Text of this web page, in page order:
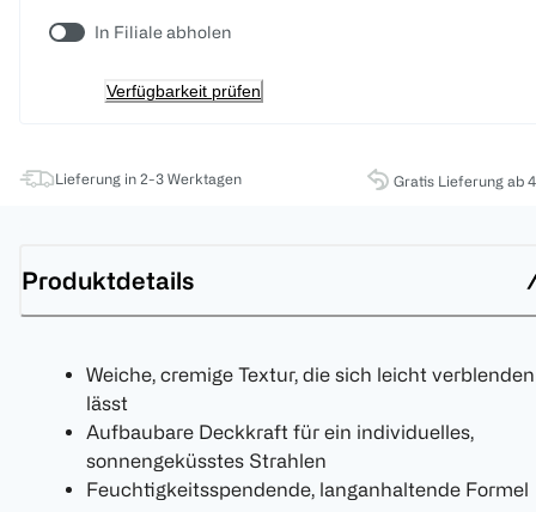
In Filiale abholen
Verfügbarkeit prüfen
Lieferung in 2-3 Werktagen Gratis Lieferung ab
Produktdetails
Weiche, cremige Textur, die sich leicht verblenden
lässt
Aufbaubare Deckkraft für ein individuelles,
sonnengeküsstes Strahlen
Feuchtigkeitsspendende, langanhaltende Formel